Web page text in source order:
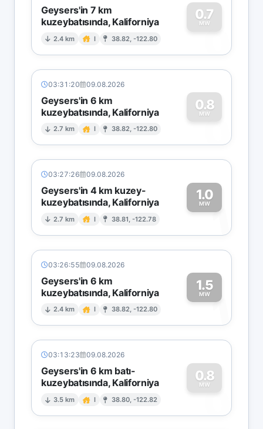
Geysers'in 7 km
kuzeybatısında, Kaliforniya
2.4 km I 38.82, -122.80
0.7
MW
0
03:31:20 09.08.2026
Geysers'in 6 km
kuzeybatısında, Kaliforniya
2.7 km I 38.82, -122.80
0.8
MW
0
03:27:26 09.08.2026
Geysers'in 4 km kuzey-
kuzeybatısında, Kaliforniya
2.7 km I 38.81, -122.78
1.0
MW1
03:26:55 09.08.2026
Geysers'in 6 km
kuzeybatısında, Kaliforniya
2.4 km I 38.82, -122.80
1.5
MW1
03:13:23 09.08.2026
Geysers'in 6 km batı-
kuzeybatısında, Kaliforniya
3.5 km I 38.80, -122.82
0.8
MW
0